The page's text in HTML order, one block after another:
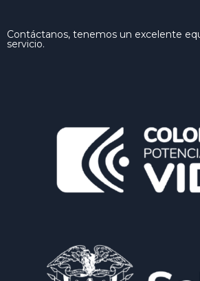
Contáctanos, tenemos un excelente
servicio.